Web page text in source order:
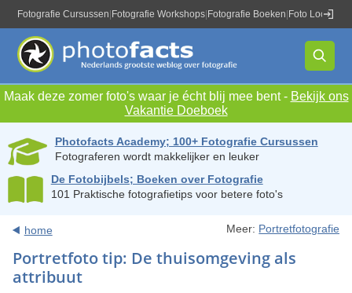
Fotografie Cursussen Fotografie Workshops Fotografie Boeken Foto Locaties
Maak deze zomer foto's waar je écht blij mee bent - Bekijk ons
Vakantie Doeboek
Photofacts Academy; 100+ Fotografie Cursussen
Fotograferen wordt makkelijker en leuker
De Fotobijbels; Boeken over Fotografie
101 Praktische fotografietips voor betere foto's
home Meer: Portretfotografie
Portretfoto tip: De thuisomgeving als
attribuut